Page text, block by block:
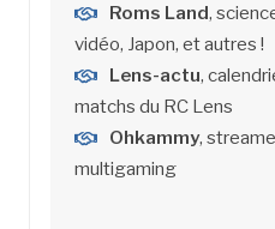
Roms Land,
vidéo, Japon, et autres !
Lens-actu,
matchs du RC Lens
Ohkammy,
multigaming